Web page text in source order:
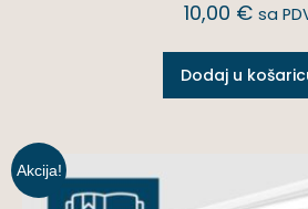
10,00 € sa
Dodaj u
Akcija!